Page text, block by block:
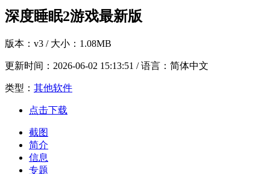
深度睡眠2游戏最新版
版本： v3 / 大小：1.08MB
更新时间： 2026-06-02 15:13:51 / 语言：简体中文
类型： 其他软件
点击下载
截图
简介
信息
专题